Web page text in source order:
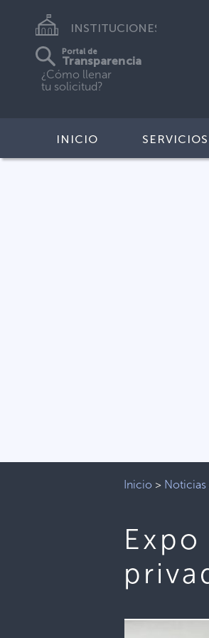
INSTITUCIONES
Portal de
Transparencia
¿Cómo llenar
tu solicitud?
INICIO SERVICIOS
Inicio > Noticias